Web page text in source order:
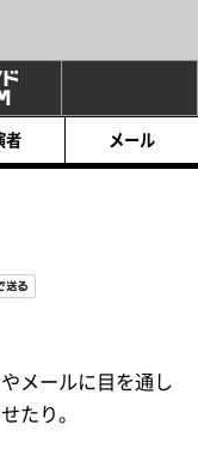
者 メール
メールに目を通し
たり。